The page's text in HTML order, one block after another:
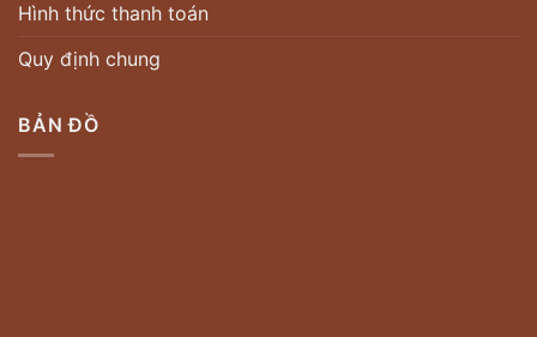
Hình thức thanh toán
Quy định chung
BẢN ĐỒ